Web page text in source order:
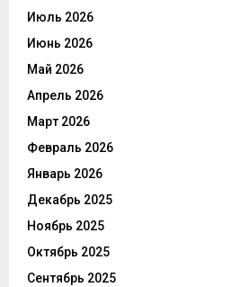
Июль 2026
Июнь 2026
Май 2026
Апрель 2026
Март 2026
Февраль 2026
Январь 2026
Декабрь 2025
Ноябрь 2025
Октябрь 2025
Сентябрь 2025